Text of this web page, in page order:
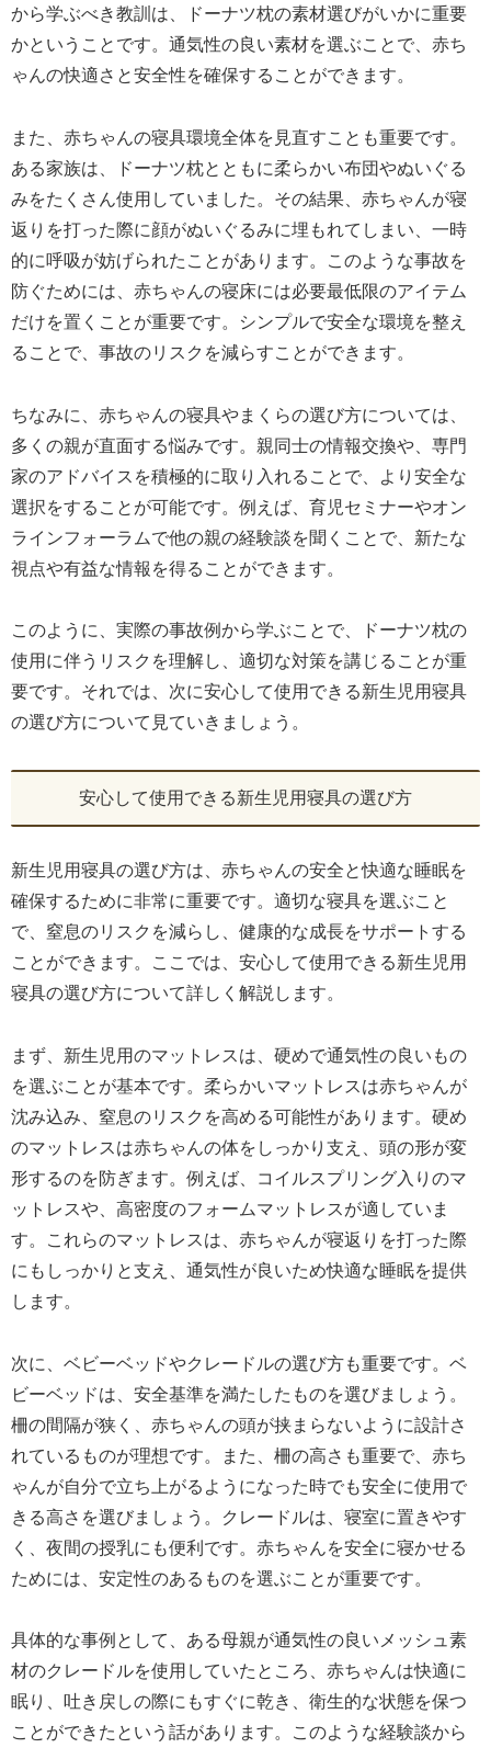
から学ぶべき教訓は、ドーナツ枕の素材選びがいかに重要
かということです。通気性の良い素材を選ぶことで、赤ち
ゃんの快適さと安全性を確保することができます。
また、赤ちゃんの寝具環境全体を見直すことも重要です。
ある家族は、ドーナツ枕とともに柔らかい布団やぬいぐる
みをたくさん使用していました。その結果、赤ちゃんが寝
返りを打った際に顔がぬいぐるみに埋もれてしまい、一時
的に呼吸が妨げられたことがあります。このような事故を
防ぐためには、赤ちゃんの寝床には必要最低限のアイテム
だけを置くことが重要です。シンプルで安全な環境を整え
ることで、事故のリスクを減らすことができます。
ちなみに、赤ちゃんの寝具やまくらの選び方については、
多くの親が直面する悩みです。親同士の情報交換や、専門
家のアドバイスを積極的に取り入れることで、より安全な
選択をすることが可能です。例えば、育児セミナーやオン
ラインフォーラムで他の親の経験談を聞くことで、新たな
視点や有益な情報を得ることができます。
このように、実際の事故例から学ぶことで、ドーナツ枕の
使用に伴うリスクを理解し、適切な対策を講じることが重
要です。それでは、次に安心して使用できる新生児用寝具
の選び方について見ていきましょう。
安心して使用できる新生児用寝具の選び方
新生児用寝具の選び方は、赤ちゃんの安全と快適な睡眠を
確保するために非常に重要です。適切な寝具を選ぶこと
で、窒息のリスクを減らし、健康的な成長をサポートする
ことができます。ここでは、安心して使用できる新生児用
寝具の選び方について詳しく解説します。
まず、新生児用のマットレスは、硬めで通気性の良いもの
を選ぶことが基本です。柔らかいマットレスは赤ちゃんが
沈み込み、窒息のリスクを高める可能性があります。硬め
のマットレスは赤ちゃんの体をしっかり支え、頭の形が変
形するのを防ぎます。例えば、コイルスプリング入りのマ
ットレスや、高密度のフォームマットレスが適していま
す。これらのマットレスは、赤ちゃんが寝返りを打った際
にもしっかりと支え、通気性が良いため快適な睡眠を提供
します。
次に、ベビーベッドやクレードルの選び方も重要です。ベ
ビーベッドは、安全基準を満たしたものを選びましょう。
柵の間隔が狭く、赤ちゃんの頭が挟まらないように設計さ
れているものが理想です。また、柵の高さも重要で、赤ち
ゃんが自分で立ち上がるようになった時でも安全に使用で
きる高さを選びましょう。クレードルは、寝室に置きやす
く、夜間の授乳にも便利です。赤ちゃんを安全に寝かせる
ためには、安定性のあるものを選ぶことが重要です。
具体的な事例として、ある母親が通気性の良いメッシュ素
材のクレードルを使用していたところ、赤ちゃんは快適に
眠り、吐き戻しの際にもすぐに乾き、衛生的な状態を保つ
ことができたという話があります。このような経験談から